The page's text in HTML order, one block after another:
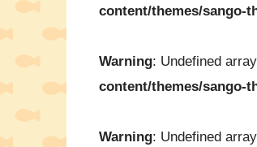
content/themes/sango-
Warning: Undefined
content/themes/sango-
Warning: Undefined